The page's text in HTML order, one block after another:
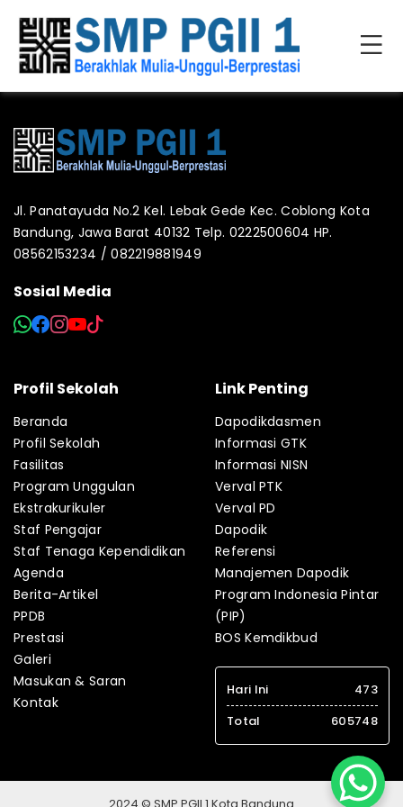
Jl. Panatayuda No.2 Kel. Lebak Gede Kec. Coblong Kota
Bandung, Jawa Barat 40132 Telp. 0222500604 HP.
08562153234 / 082219881949
Sosial Media
Profil Sekolah
Beranda
Profil Sekolah
Fasilitas
Program Unggulan
Ekstrakurikuler
Staf Pengajar
Staf Tenaga Kependidikan
Agenda
Berita-Artikel
PPDB
Prestasi
Galeri
Masukan & Saran
Kontak
Link Penting
Dapodikdasmen
Informasi GTK
Informasi NISN
Verval PTK
Verval PD
Dapodik
Referensi
Manajemen Dapodik
Program Indonesia Pintar
(PIP)
BOS Kemdikbud
Hari Ini
473
Total
605748